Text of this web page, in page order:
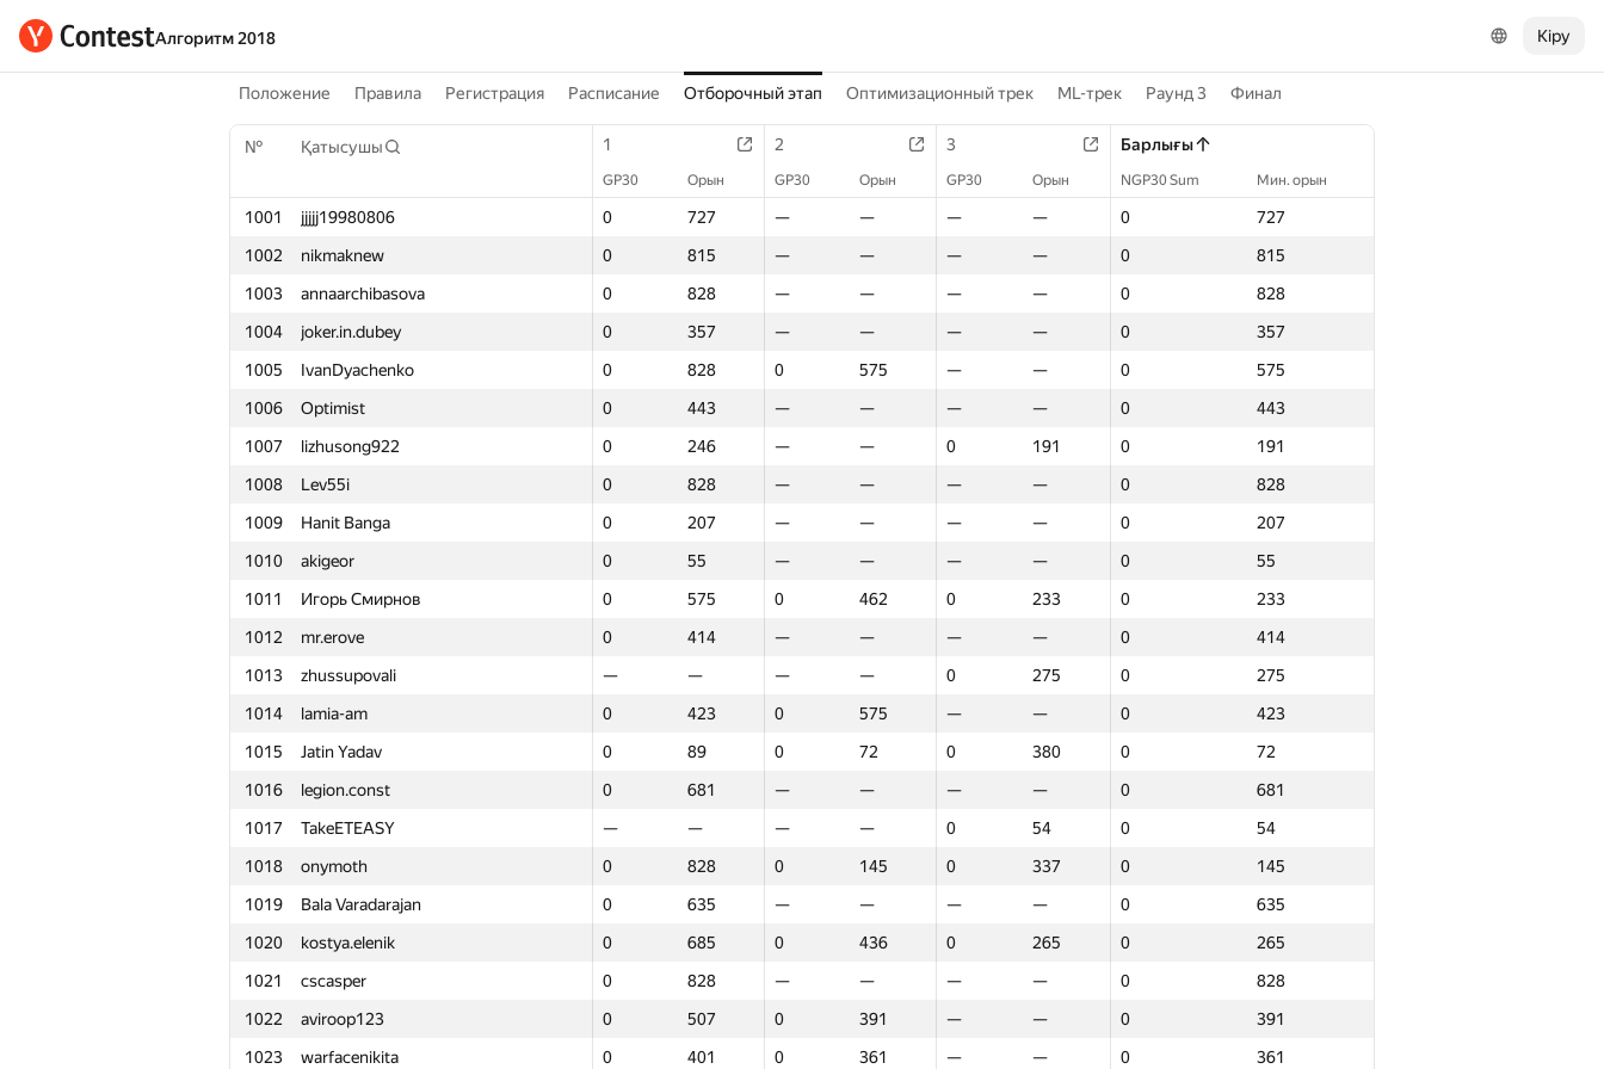
Алгоритм 2018 Кіру
Положение Правила Регистрация Расписание Отборочный этап Оптимизационный трек ML-трек Раунд 3 Финал
№ Қатысушы 1 2 3 Барлығы
GP30 Орын GP30 Орын GP30 Орын NGP30 Sum Мин. орын
1001 jjjjj19980806 0 727 — — — — 0
727
1002
nikmaknew 0 815 — — — — 0
815
1003
annaarchibasova 0 828 — — — — 0
828
1004
joker.in.dubey 0 357 — — — — 0
357
1005
IvanDyachenko 0 828 0 575 — — 0
575
1006
Optimist 0 443 — — — — 0
443
1007
lizhusong922 0 246 — — 0 191 0
191
1008
Lev55i 0 828 — — — — 0
828
1009
Hanit Banga 0 207 — — — — 0
207
1010
akigeor 0 55 — — — — 0
55
1011
Игорь Смирнов 0 575 0 462 0 233 0
233
1012
mr.erove 0 414 — — — — 0
414
1013
zhussupovali — — — — 0 275 0
275
1014
lamia-am 0 423 0 575 — — 0
423
1015
Jatin Yadav 0 89 0 72 0 380 0
72
1016
legion.const 0 681 — — — — 0
681
1017
TakeETEASY — — — — 0 54 0
54
1018
onymoth 0 828 0 145 0 337 0
145
1019
Bala Varadarajan 0 635 — — — — 0
635
1020
kostya.elenik 0 685 0 436 0 265 0
265
1021
cscasper 0 828 — — — — 0
828
1022
aviroop123 0 507 0 391 — — 0
391
1023
warfacenikita 0 401 0 361 — — 0
361
Қатысушы 1 2 Барлығы
GP30 Орын GP30 Орын NGP30 Sum Мин. орын